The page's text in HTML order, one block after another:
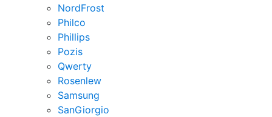
NordFrost
Philco
Phillips
Pozis
Qwerty
Rosenlew
Samsung
SanGiorgio